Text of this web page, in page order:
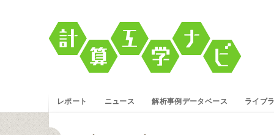
レポート ニュース 解析事例データベース ライブ